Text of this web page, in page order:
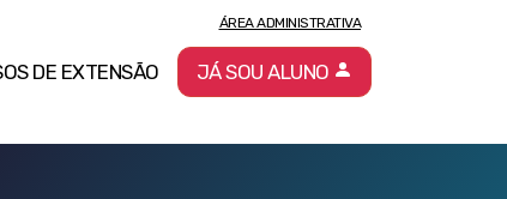
DE EXTENSÃO
ÁREA ADMINISTRATIVA
JÁ SOU ALUNO